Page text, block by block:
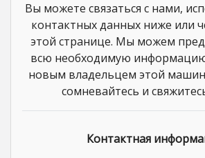
Вы можете связаться с нами,
контактных данных ниже или
этой странице. Мы можем
всю необходимую
новым владельцем этой
сомневайтесь и
Контактная